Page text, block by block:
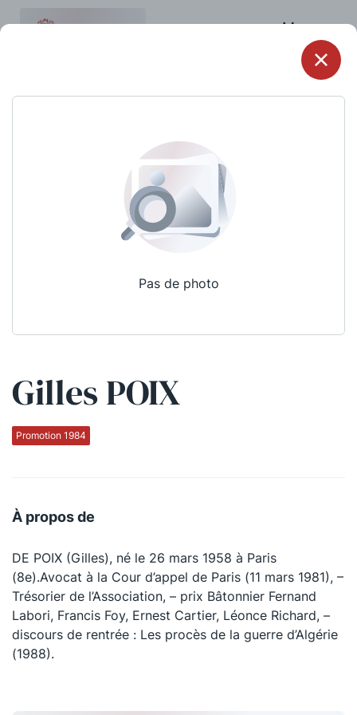
Menu
Pas de photo
Gilles POIX
Promotion 1984
À propos de
DE POIX (Gilles), né le 26 mars 1958 à Paris
(8e).Avocat à la Cour d’appel de Paris (11 mars 1981), –
Trésorier de l’Association, – prix Bâtonnier Fernand
Labori, Francis Foy, Ernest Cartier, Léonce Richard, –
discours de rentrée : Les procès de la guerre d’Algérie
(1988).
Qui sommes-nous ?
La Conférence
La Conférence
Le Concours de la Conférence
La Conférence Berryer
La Petite Conférence